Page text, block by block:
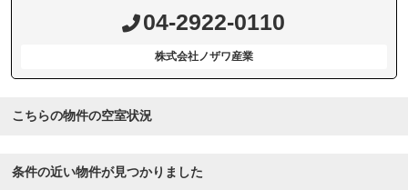
04-2922-0110
株式会社ノザワ産業
こちらの物件の空室状況
条件の近い物件が見つかりました